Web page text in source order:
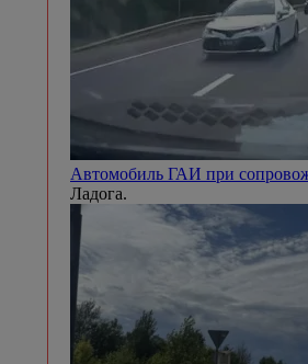
Автомобиль ГАИ при
Ладога.